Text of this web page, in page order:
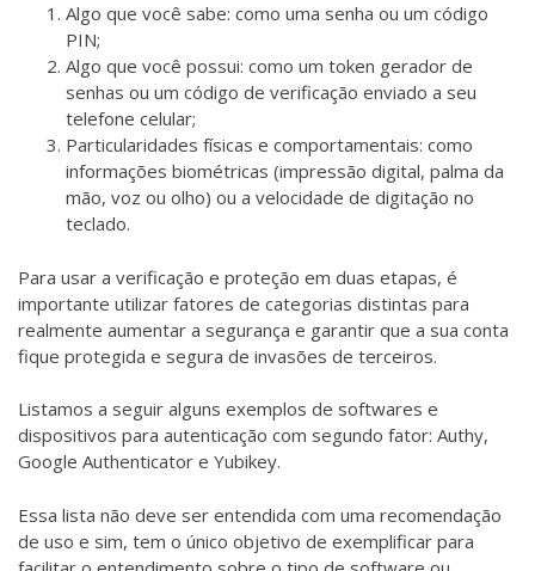
Algo que você sabe: como uma senha ou um código
PIN;
Algo que você possui: como um token gerador de
senhas ou um código de verificação enviado a seu
telefone celular;
Particularidades físicas e comportamentais: como
informações biométricas (impressão digital, palma da
mão, voz ou olho) ou a velocidade de digitação no
teclado.
Para usar a verificação e proteção em duas etapas, é
importante utilizar fatores de categorias distintas para
realmente aumentar a segurança e garantir que a sua conta
fique protegida e segura de invasões de terceiros.
Listamos a seguir alguns exemplos de softwares e
dispositivos para autenticação com segundo fator: Authy,
Google Authenticator e Yubikey.
Essa lista não deve ser entendida com uma recomendação
de uso e sim, tem o único objetivo de exemplificar para